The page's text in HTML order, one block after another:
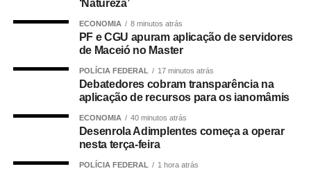
identificar novos elementos sobre a dinâmica do crime,
sua possível motivação e a participação de outras
pessoas.
Uma das linhas investigativas aponta que o assassinato
pode ter relação com a atuação de uma facção criminosa.
A polícia também apura a suspeita de que Lavínia
mantinha contato com integrantes das forças de
segurança e repassava informações relacionadas ao
‘Natureza’
ECONOMIA 8 minutos atrás
PF e CGU apuram aplicação de servidores
de Maceió no Master
POLÍCIA FEDERAL 17 minutos atrás
Debatedores cobram transparência na
aplicação de recursos para os ianomâmis
ECONOMIA 40 minutos atrás
Desenrola Adimplentes começa a operar
nesta terça-feira
POLÍCIA FEDERAL 1 hora atrás